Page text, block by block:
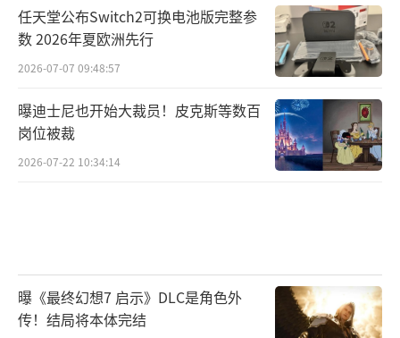
任天堂公布Switch2可换电池版完整参
数 2026年夏欧洲先行
2026-07-07 09:48:57
曝迪士尼也开始大裁员！皮克斯等数百
岗位被裁
2026-07-22 10:34:14
曝《最终幻想7 启示》DLC是角色外
传！结局将本体完结